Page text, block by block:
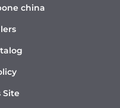
china
Site